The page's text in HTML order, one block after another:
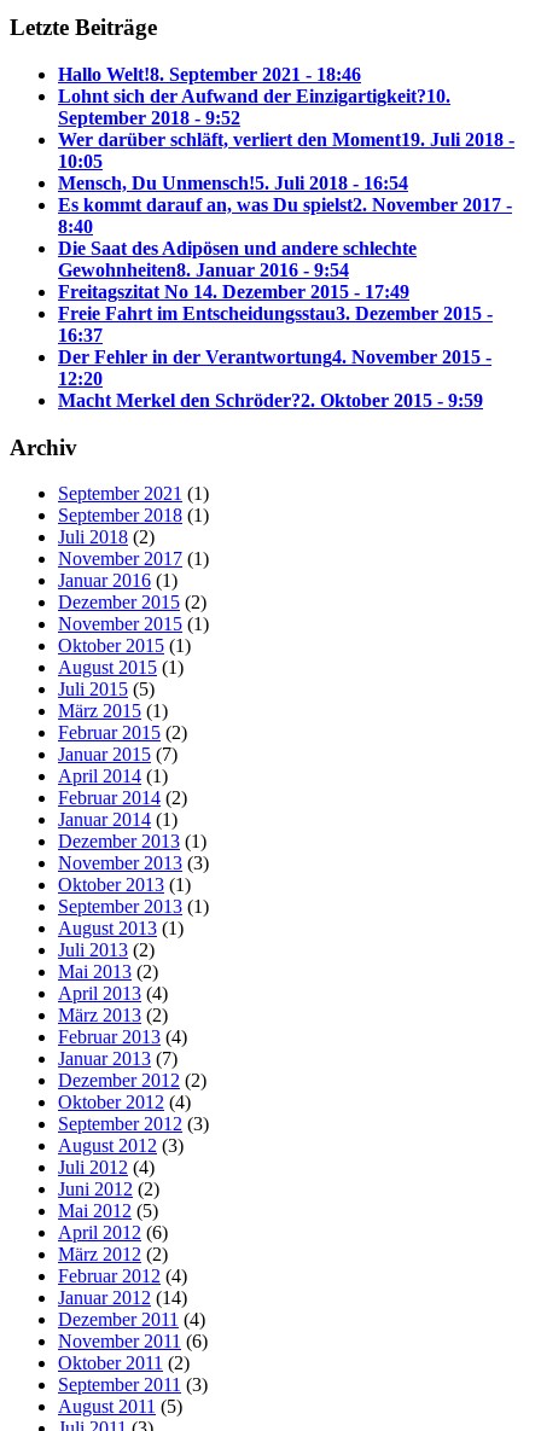
Letzte Beiträge
Hallo Welt!8. September 2021 - 18:46
Lohnt sich der Aufwand der Einzigartigkeit?10.
September 2018 - 9:52
Wer darüber schläft, verliert den Moment19. Juli 2018 -
10:05
Mensch, Du Unmensch!5. Juli 2018 - 16:54
Es kommt darauf an, was Du spielst2. November 2017 -
8:40
Die Saat des Adipösen und andere schlechte
Gewohnheiten8. Januar 2016 - 9:54
Freitagszitat No 14. Dezember 2015 - 17:49
Freie Fahrt im Entscheidungsstau3. Dezember 2015 -
16:37
Der Fehler in der Verantwortung4. November 2015 -
12:20
Macht Merkel den Schröder?2. Oktober 2015 - 9:59
Archiv
September 2021 (1)
September 2018 (1)
Juli 2018 (2)
November 2017 (1)
Januar 2016 (1)
Dezember 2015 (2)
November 2015 (1)
Oktober 2015 (1)
August 2015 (1)
Juli 2015 (5)
März 2015 (1)
Februar 2015 (2)
Januar 2015 (7)
April 2014 (1)
Februar 2014 (2)
Januar 2014 (1)
Dezember 2013 (1)
November 2013 (3)
Oktober 2013 (1)
September 2013 (1)
August 2013 (1)
Juli 2013 (2)
Mai 2013 (2)
April 2013 (4)
März 2013 (2)
Februar 2013 (4)
Januar 2013 (7)
Dezember 2012 (2)
Oktober 2012 (4)
September 2012 (3)
August 2012 (3)
Juli 2012 (4)
Juni 2012 (2)
Mai 2012 (5)
April 2012 (6)
März 2012 (2)
Februar 2012 (4)
Januar 2012 (14)
Dezember 2011 (4)
November 2011 (6)
Oktober 2011 (2)
September 2011 (3)
August 2011 (5)